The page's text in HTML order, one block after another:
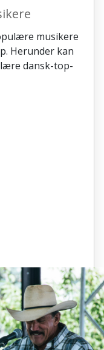
musikere
Herunder kan
dansk-top-